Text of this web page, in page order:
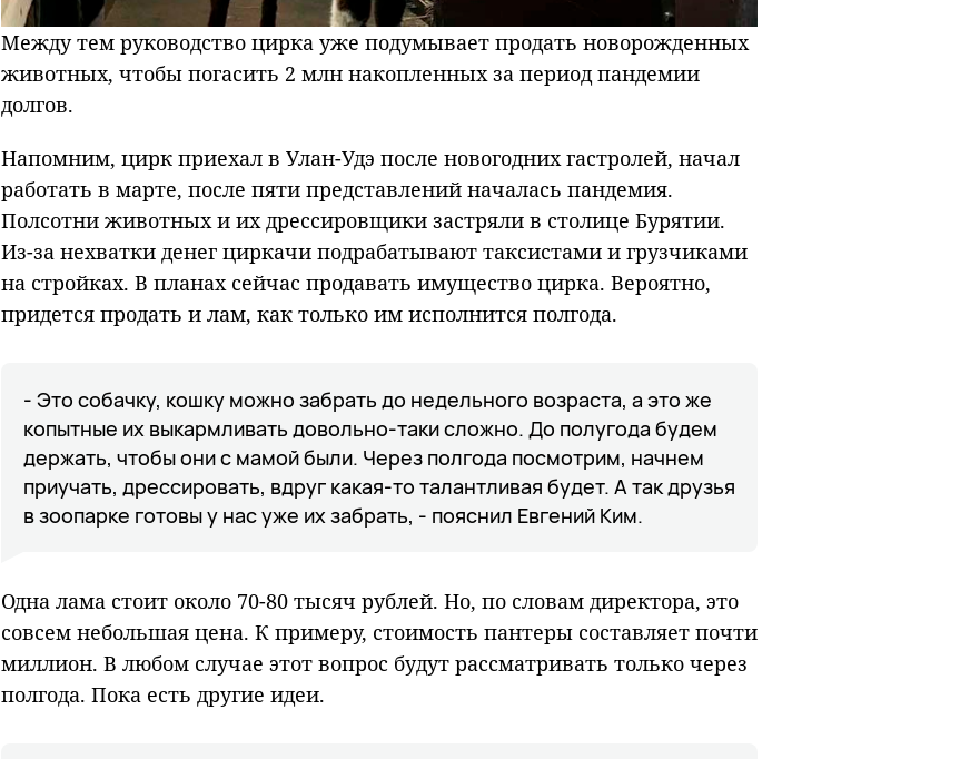
Между тем руководство цирка уже подумывает продать новорожденных
животных, чтобы погасить 2 млн накопленных за период пандемии
долгов.
Напомним, цирк приехал в Улан-Удэ после новогодних гастролей, начал
работать в марте, после пяти представлений началась пандемия.
Полсотни животных и их дрессировщики застряли в столице Бурятии.
Из-за нехватки денег циркачи подрабатывают таксистами и грузчиками
на стройках. В планах сейчас продавать имущество цирка. Вероятно,
придется продать и лам, как только им исполнится полгода.
- Это собачку, кошку можно забрать до недельного возраста, а это же
копытные их выкармливать довольно-таки сложно. До полугода будем
держать, чтобы они с мамой были. Через полгода посмотрим, начнем
приучать, дрессировать, вдруг какая-то талантливая будет. А так друзья
в зоопарке готовы у нас уже их забрать, - пояснил Евгений Ким.
Одна лама стоит около 70-80 тысяч рублей. Но, по словам директора, это
совсем небольшая цена. К примеру, стоимость пантеры составляет почти
миллион. В любом случае этот вопрос будут рассматривать только через
полгода. Пока есть другие идеи.